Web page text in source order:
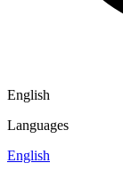
English
Languages
English